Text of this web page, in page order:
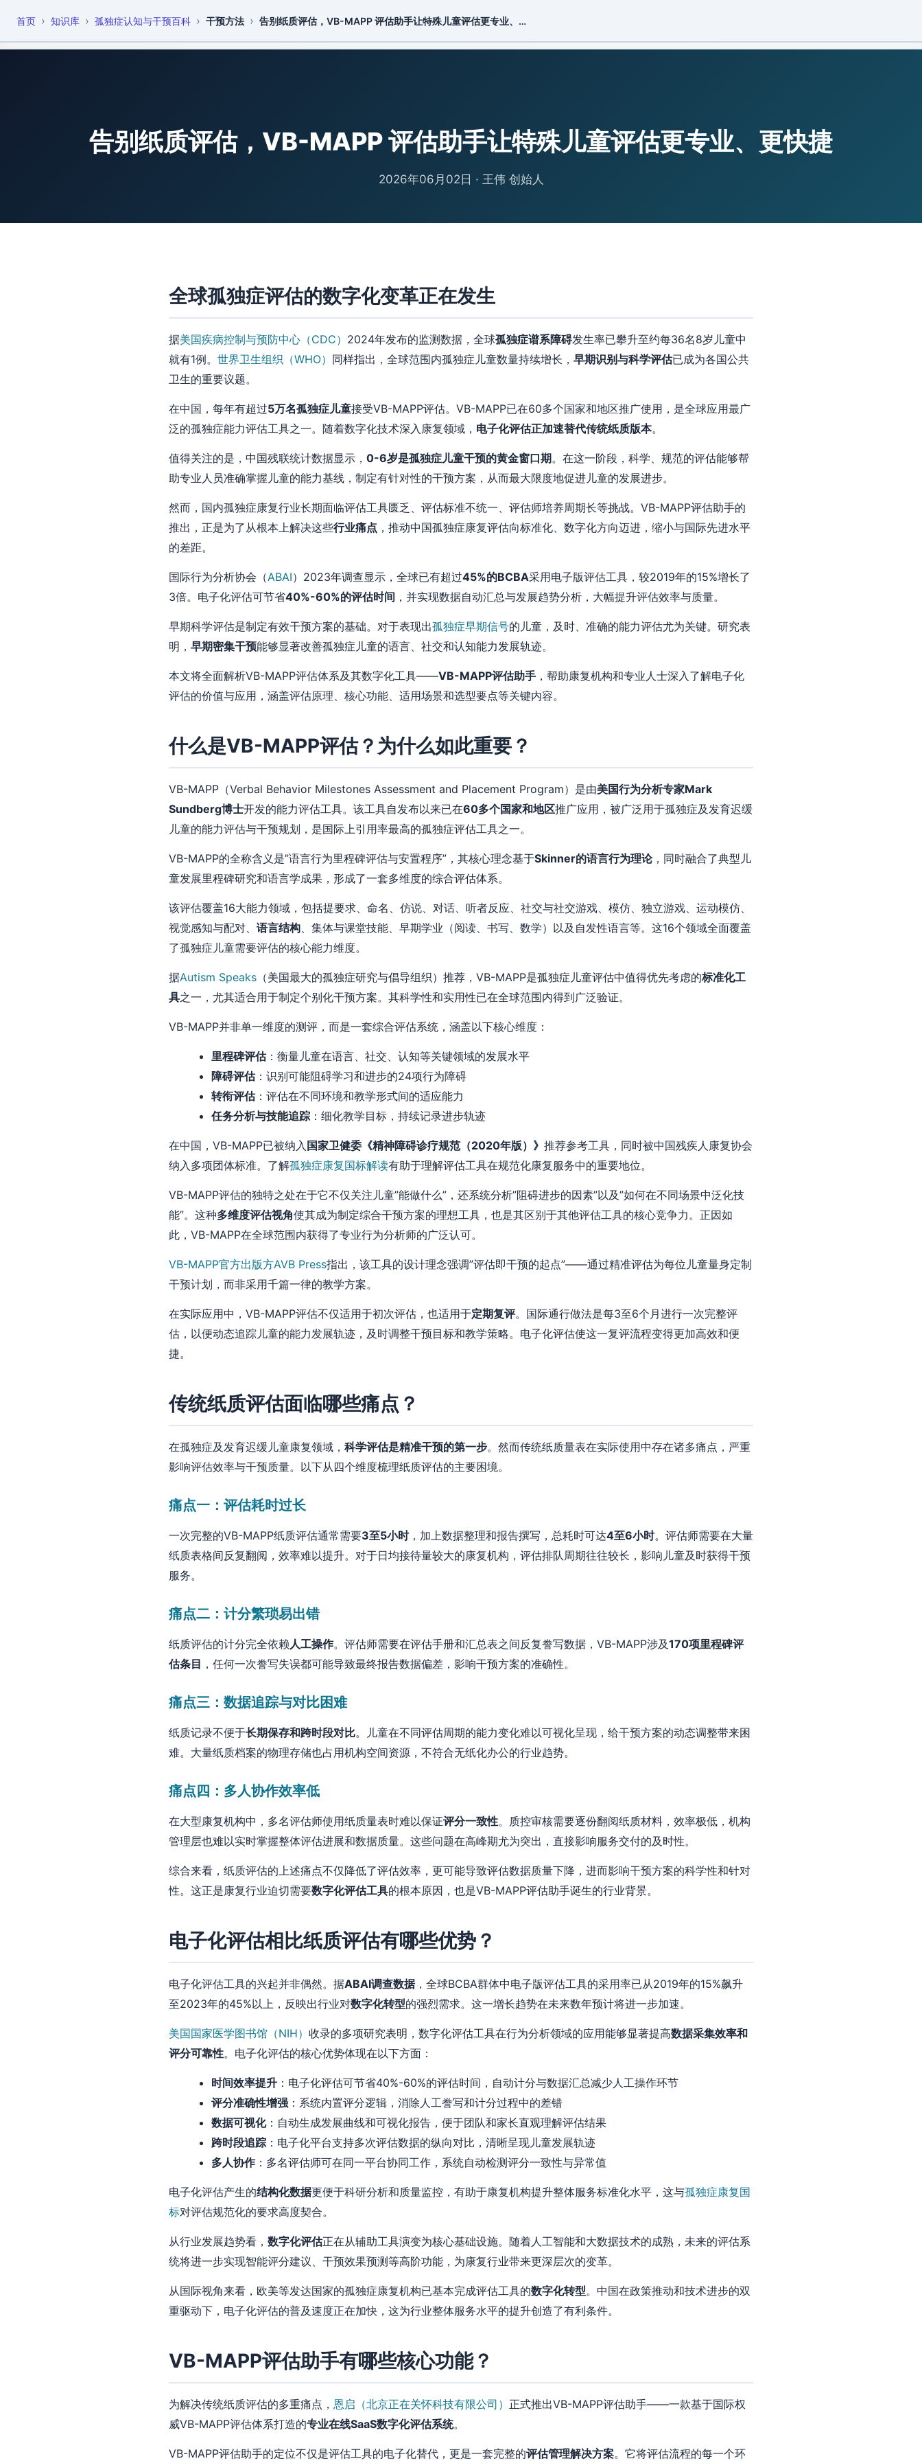
恩启 恩启云课堂 ▾ 科技赋能▾ 线下服务▾ 常见问题 知识库▾
首页 › 知识库 › 孤独症认知与干预百科 › 干预方法 › 告别纸质评估，VB-MAPP 评估助手让特殊儿童评估更专业、…
告别纸质评估，VB-MAPP 评估助手让特殊儿童评估更专业、更快捷
2026年06月02日 · 王伟 创始人
全球孤独症评估的数字化变革正在发生
据美国疾病控制与预防中心（CDC） 2024年发布的监测数据，全球孤独症谱系障碍发生率已攀升至约每36名8岁儿童中
就有1例。 世界卫生组织（WHO） 同样指出，全球范围内孤独症儿童数量持续增长， 早期识别与科学评估已成为各国公共
卫生的重要议题。
在中国，每年有超过5万名孤独症儿童接受VB-MAPP评估。VB-MAPP已在60多个国家和地区推广使用，是全球应用最广
泛的孤独症能力评估工具之一。随着数字化技术深入康复领域， 电子化评估正加速替代传统纸质版本。
值得关注的是，中国残联统计数据显示， 0-6岁是孤独症儿童干预的黄金窗口期。在这一阶段，科学、规范的评估能够帮
助专业人员准确掌握儿童的能力基线，制定有针对性的干预方案，从而最大限度地促进儿童的发展进步。
然而，国内孤独症康复行业长期面临评估工具匮乏、评估标准不统一、评估师培养周期长等挑战。VB-MAPP评估助手的
推出，正是为了从根本上解决这些行业痛点 ，推动中国孤独症康复评估向标准化、数字化方向迈进，缩小与国际先进水平
的差距。
国际行为分析协会（ABAI）2023年调查显示，全球已有超过45%的BCBA采用电子版评估工具，较2019年的15%增长了
3倍。电子化评估可节省40%-60%的评估时间 ，并实现数据自动汇总与发展趋势分析，大幅提升评估效率与质量。
早期科学评估是制定有效干预方案的基础。对于表现出孤独症早期信号的儿童，及时、准确的能力评估尤为关键。研究表
明， 早期密集干预能够显著改善孤独症儿童的语言、社交和认知能力发展轨迹。
本文将全面解析VB-MAPP评估体系及其数字化工具——VB-MAPP评估助手 ，帮助康复机构和专业人士深入了解电子化
评估的价值与应用，涵盖评估原理、核心功能、适用场景和选型要点等关键内容。
什么是VB-MAPP评估？为什么如此重要？
VB-MAPP（Verbal Behavior Milestones Assessment and Placement Program）是由美国行为分析专家Mark
Sundberg博士开发的能力评估工具。该工具自发布以来已在60多个国家和地区推广应用，被广泛用于孤独症及发育迟缓
儿童的能力评估与干预规划，是国际上引用率最高的孤独症评估工具之一。
VB-MAPP的全称含义是”语言行为里程碑评估与安置程序”，其核心理念基于Skinner的语言行为理论，同时融合了典型儿
童发展里程碑研究和语言学成果，形成了一套多维度的综合评估体系。
该评估覆盖16大能力领域，包括提要求、命名、仿说、对话、听者反应、社交与社交游戏、模仿、独立游戏、运动模仿、
视觉感知与配对、 语言结构、集体与课堂技能、早期学业（阅读、书写、数学）以及自发性语言等。这16个领域全面覆盖
了孤独症儿童需要评估的核心能力维度。
据Autism Speaks （美国最大的孤独症研究与倡导组织）推荐，VB-MAPP是孤独症儿童评估中值得优先考虑的标准化工
具之一，尤其适合用于制定个别化干预方案。其科学性和实用性已在全球范围内得到广泛验证。
VB-MAPP并非单一维度的测评，而是一套综合评估系统，涵盖以下核心维度：
里程碑评估：衡量儿童在语言、社交、认知等关键领域的发展水平
障碍评估：识别可能阻碍学习和进步的24项行为障碍
转衔评估：评估在不同环境和教学形式间的适应能力
任务分析与技能追踪 ：细化教学目标，持续记录进步轨迹
在中国，VB-MAPP已被纳入 国家卫健委《精神障碍诊疗规范（2020年版）》 推荐参考工具，同时被中国残疾人康复协会
纳入多项团体标准。了解孤独症康复国标解读有助于理解评估工具在规范化康复服务中的重要地位。
VB-MAPP评估的独特之处在于它不仅关注儿童”能做什么”，还系统分析”阻碍进步的因素”以及”如何在不同场景中泛化技
能”。这种多维度评估视角使其成为制定综合干预方案的理想工具，也是其区别于其他评估工具的核心竞争力。正因如
此，VB-MAPP在全球范围内获得了专业行为分析师的广泛认可。
VB-MAPP官方出版方AVB Press指出，该工具的设计理念强调”评估即干预的起点”——通过精准评估为每位儿童量身定制
干预计划，而非采用千篇一律的教学方案。
在实际应用中，VB-MAPP评估不仅适用于初次评估，也适用于定期复评。国际通行做法是每3至6个月进行一次完整评
估，以便动态追踪儿童的能力发展轨迹，及时调整干预目标和教学策略。电子化评估使这一复评流程变得更加高效和便
捷。
传统纸质评估面临哪些痛点？
在孤独症及发育迟缓儿童康复领域， 科学评估是精准干预的第一步。然而传统纸质量表在实际使用中存在诸多痛点，严重
影响评估效率与干预质量。以下从四个维度梳理纸质评估的主要困境。
痛点一：评估耗时过长
一次完整的VB-MAPP纸质评估通常需要3至5小时，加上数据整理和报告撰写，总耗时可达4至6小时。评估师需要在大量
纸质表格间反复翻阅，效率难以提升。对于日均接待量较大的康复机构，评估排队周期往往较长，影响儿童及时获得干预
服务。
痛点二：计分繁琐易出错
纸质评估的计分完全依赖人工操作。评估师需要在评估手册和汇总表之间反复誊写数据，VB-MAPP涉及170项里程碑评
估条目 ，任何一次誊写失误都可能导致最终报告数据偏差，影响干预方案的准确性。
痛点三：数据追踪与对比困难
纸质记录不便于长期保存和跨时段对比。儿童在不同评估周期的能力变化难以可视化呈现，给干预方案的动态调整带来困
难。大量纸质档案的物理存储也占用机构空间资源，不符合无纸化办公的行业趋势。
痛点四：多人协作效率低
在大型康复机构中，多名评估师使用纸质量表时难以保证评分一致性。质控审核需要逐份翻阅纸质材料，效率极低，机构
管理层也难以实时掌握整体评估进展和数据质量。这些问题在高峰期尤为突出，直接影响服务交付的及时性。
综合来看，纸质评估的上述痛点不仅降低了评估效率，更可能导致评估数据质量下降，进而影响干预方案的科学性和针对
性。这正是康复行业迫切需要数字化评估工具的根本原因，也是VB-MAPP评估助手诞生的行业背景。
电子化评估相比纸质评估有哪些优势？
电子化评估工具的兴起并非偶然。据ABAI调查数据，全球BCBA群体中电子版评估工具的采用率已从2019年的15%飙升
至2023年的45%以上，反映出行业对数字化转型的强烈需求。这一增长趋势在未来数年预计将进一步加速。
美国国家医学图书馆（NIH） 收录的多项研究表明，数字化评估工具在行为分析领域的应用能够显著提高数据采集效率和
评分可靠性。电子化评估的核心优势体现在以下方面：
时间效率提升 ：电子化评估可节省40%-60%的评估时间，自动计分与数据汇总减少人工操作环节
评分准确性增强 ：系统内置评分逻辑，消除人工誊写和计分过程中的差错
数据可视化：自动生成发展曲线和可视化报告，便于团队和家长直观理解评估结果
跨时段追踪 ：电子化平台支持多次评估数据的纵向对比，清晰呈现儿童发展轨迹
多人协作：多名评估师可在同一平台协同工作，系统自动检测评分一致性与异常值
电子化评估产生的结构化数据更便于科研分析和质量监控，有助于康复机构提升整体服务标准化水平，这与孤独症康复国
标对评估规范化的要求高度契合。
从行业发展趋势看， 数字化评估正在从辅助工具演变为核心基础设施。随着人工智能和大数据技术的成熟，未来的评估系
统将进一步实现智能评分建议、干预效果预测等高阶功能，为康复行业带来更深层次的变革。
从国际视角来看，欧美等发达国家的孤独症康复机构已基本完成评估工具的数字化转型。中国在政策推动和技术进步的双
重驱动下，电子化评估的普及速度正在加快，这为行业整体服务水平的提升创造了有利条件。
VB-MAPP评估助手有哪些核心功能？
为解决传统纸质评估的多重痛点， 恩启（北京正在关怀科技有限公司） 正式推出VB-MAPP评估助手——一款基于国际权
威VB-MAPP评估体系打造的专业在线SaaS数字化评估系统。
VB-MAPP评估助手的定位不仅是评估工具的电子化替代，更是一套完整的评估管理解决方案。它将评估流程的每一个环